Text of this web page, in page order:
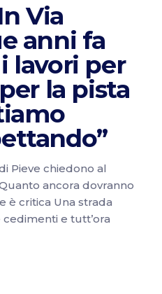
Via
anni fa
lavori per
la pista
Pieve chiedono al
ancora dovranno
è critica Una strada
e tutt’ora